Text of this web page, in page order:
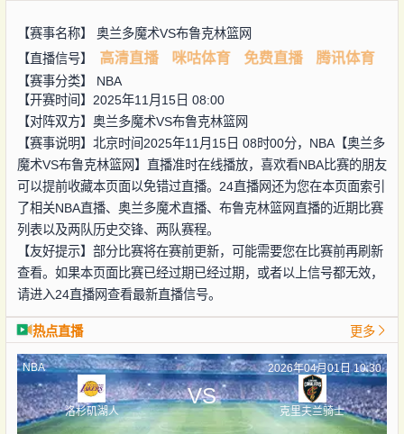
【赛事名称】 奥兰多魔术VS布鲁克林篮网
【直播信号】
高清直播 咪咕体育 免费直播 腾讯体育
【赛事分类】 NBA
【开赛时间】2025年11月15日 08:00
【对阵双方】 奥兰多魔术VS布鲁克林篮网
【赛事说明】北京时间2025年11月15日 08时00分，NBA【奥兰多
魔术VS布鲁克林篮网】直播准时在线播放，喜欢看NBA比赛的朋友
可以提前收藏本页面以免错过直播。24直播网还为您在本页面索引
了相关NBA直播、奥兰多魔术直播、布鲁克林篮网直播的近期比赛
列表以及两队历史交锋、两队赛程。
【友好提示】部分比赛将在赛前更新，可能需要您在比赛前再刷新
查看。如果本页面比赛已经过期已经过期，或者以上信号都无效，
请进入24直播网查看最新直播信号。
热点直播 更多
NBA 2026年04月01日 10:30
洛杉矶湖人
VS
克里夫兰骑士